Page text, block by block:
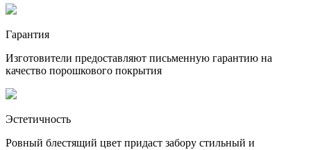
Гарантия
Изготовители предоставляют письменную гарантию на
качество порошкового покрытия
Эстетичность
Ровный блестящий цвет придаст забору стильный и